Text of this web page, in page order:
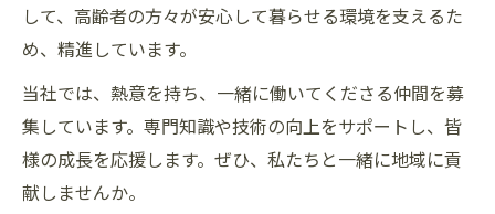
して、高齢者の方々が安心して暮らせる環境を支えるた
め、精進しています。
当社では、熱意を持ち、一緒に働いてくださる仲間を募
集しています。専門知識や技術の向上をサポートし、皆
様の成長を応援します。ぜひ、私たちと一緒に地域に貢
献しませんか。